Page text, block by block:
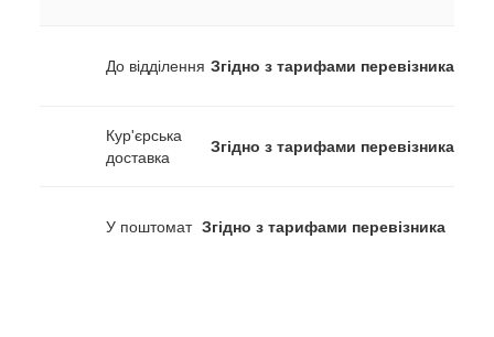
До відділення Згідно з тарифами перевізника
Кур'єрська
доставка
Згідно з тарифами перевізника
У поштомат Згідно з тарифами перевізника